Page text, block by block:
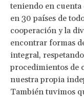
teniendo en
en 30 países de
cooperación y la
encontrar formas
integral,
procedimientos de
nuestra propia
También tuvimos